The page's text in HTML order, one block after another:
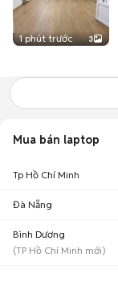
1 phút trước 3
Mua bán laptop
Tp Hồ Chí Minh
Đà Nẵng
Bình Dương
(TP Hồ Chí Minh mới)